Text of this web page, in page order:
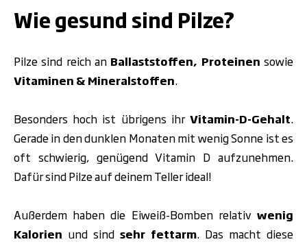
Wie gesund sind Pilze?
Pilze sind reich an Ballaststoffen, Proteinen sowie
Vitaminen & Mineralstoffen.
Besonders hoch ist übrigens ihr Vitamin-D-Gehalt.
Gerade in den dunklen Monaten mit wenig Sonne ist es
oft schwierig, genügend Vitamin D aufzunehmen.
Dafür sind Pilze auf deinem Teller ideal!
Außerdem haben die Eiweiß-Bomben relativ wenig
Kalorien und sind sehr fettarm. Das macht diese